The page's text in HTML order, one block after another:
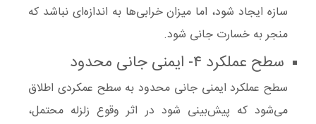
سازه ایجاد شود، اما میزان خرابی‌ها به اندازه‌ای نباشد که
منجر به خسارت جانی شود.
‌سطح عملکرد ۴- ایمنی جانی محدود
سطح عملکرد ایمنی جانی محدود به سطح عمکردی اطلاق
می‌شود که پیش‌بینی شود در اثر وقوع زلزله محتمل،